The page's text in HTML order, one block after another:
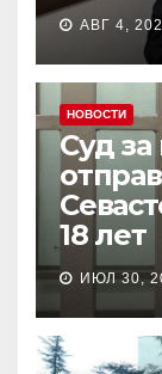
АВГ 4,
НОВОСТИ
Суд за
18 лет
ИЮЛ 30,